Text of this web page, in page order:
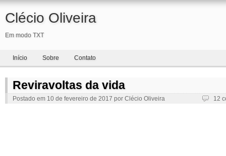
Clécio Oliveira
Em modo TXT
Início Sobre Contato
Reviravoltas da vida
Postado em 10 de fevereiro de 2017 por Clécio Oliveira 12